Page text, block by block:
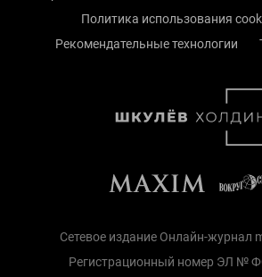
Политика использования
Рекомендательные технологии
Сетевое издание Онлайн-журнал
Регистрационный номер ЭЛ №